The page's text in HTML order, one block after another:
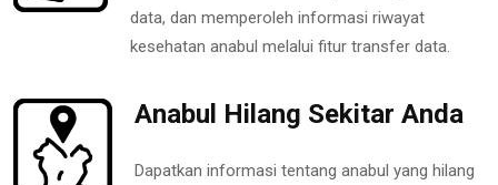
data, dan memperoleh informasi riwayat
kesehatan anabul melalui fitur transfer data.
Anabul Hilang Sekitar Anda
Dapatkan informasi tentang anabul yang hilang